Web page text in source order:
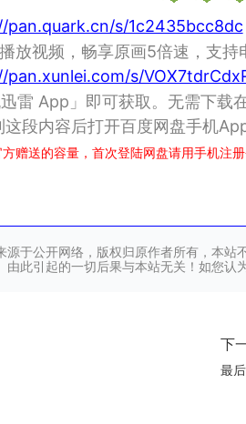
pan.quark.cn/s/1c2435bcc8dc
放视频，畅享原画5倍速，支持
s/
雷 App」即可获取。无需下载
这段内容后打开百度网盘手机
赠送的容量，首次登陆网盘请用手机注
源于公开网络，版权归原作者所有，本
此引起的一切后果与本站无关！如您认
下
最